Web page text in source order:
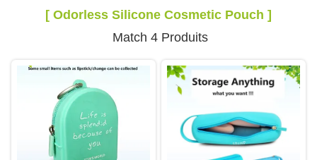
[ Odorless Silicone Cosmetic Pouch ]
Match 4 Produits